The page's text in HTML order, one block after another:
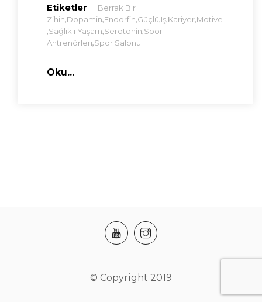
Etiketler
Berrak Bir
Zihin,Dopamin,Endorfin,Güçlü,Iş,Kariyer,Motive
,Sağlıklı Yaşam,Serotonin,Spor
Antrenörleri,Spor Salonu
Oku...
© Copyright 2019